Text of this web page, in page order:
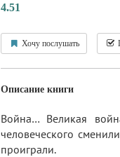
4.51
Хочу послушать
Описание книги
Война… Великая
человеческого
проиграли.